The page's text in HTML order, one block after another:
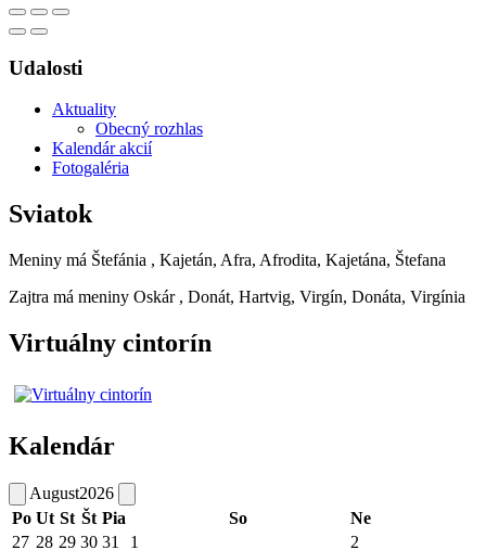
Udalosti
Aktuality
Obecný rozhlas
Kalendár akcií
Fotogaléria
Sviatok
Meniny má Štefánia , Kajetán, Afra, Afrodita, Kajetána, Štefana
Zajtra má meniny Oskár , Donát, Hartvig, Virgín, Donáta, Virgínia
Virtuálny cintorín
Kalendár
August2026
Po Ut St Št Pia So
Ne
27 28 29 30 31 1 2